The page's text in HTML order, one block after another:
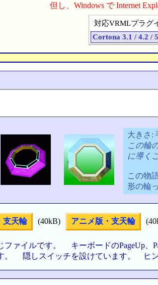
但し、Windows で Internet
対応VRMLプラグ
Cortona 3.1 / 4.2 /
大きさ:
この輪
に導く
この物
形の輪
支天輪 (40kB) アニメ版・支天輪
ファイルです。 キーボードのPageUp、
。 隠しスイッチを設けています。 ヒン